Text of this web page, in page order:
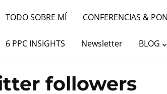
TODO SOBRE MÍ CONFERENCIAS &
6 PPC INSIGHTS Newsletter BLOG
followers